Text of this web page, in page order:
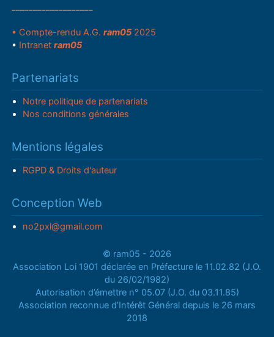
• Compte-rendu A.G.ram05 2025
• Intranetram05
Partenariats
Notre politique de partenariats
Nos conditions générales
Mentions légales
RGPD & Droits d'auteur
Conception Web
no2pxl@gmail.com
© ram05 - 2026
Association Loi 1901 déclarée en Préfecture le 11.02.82 (J.O.
du 26/02/1982)
Autorisation d’émettre n° 05.07 (J.O. du 03.11.85)
Association reconnue d’Intérêt Général depuis le 26 mars
2018